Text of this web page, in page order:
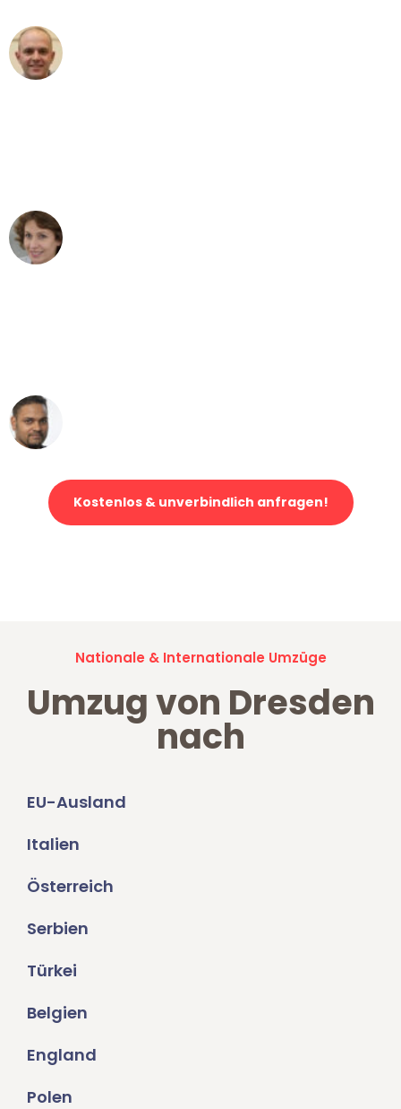
Kostenlos & unverbindlich anfragen!
Nationale & Internationale Umzüge
Umzug von Dresden
nach
EU-Ausland
Italien
Österreich
Serbien
Türkei
Belgien
England
Polen